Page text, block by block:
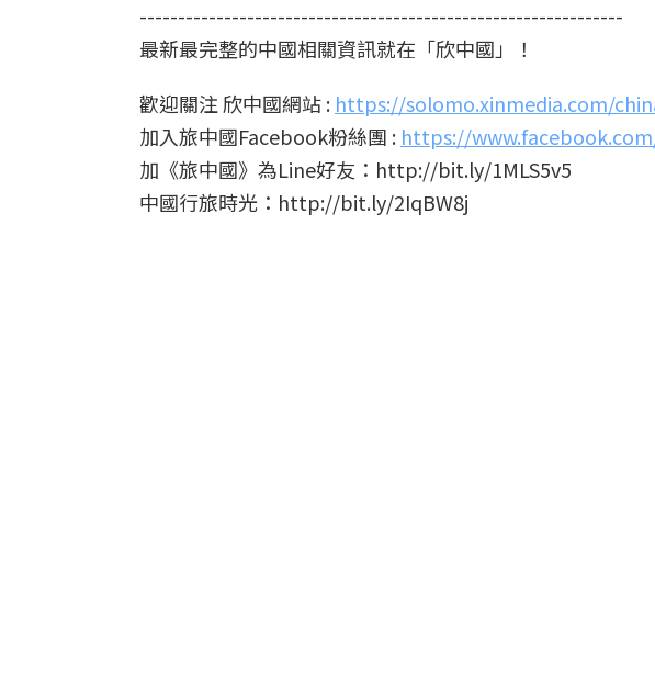
---------------------------------------------------------------
最新最完整的中國相關資訊就在「欣中國」！
歡迎關注 欣中國網站 : https://solomo.xinmedia.com/
加入旅中國Facebook粉絲團 : https://
加《旅中國》為Line好友：http://bit.ly/1MLS5v5
中國行旅時光：http://bit.ly/2IqBW8j